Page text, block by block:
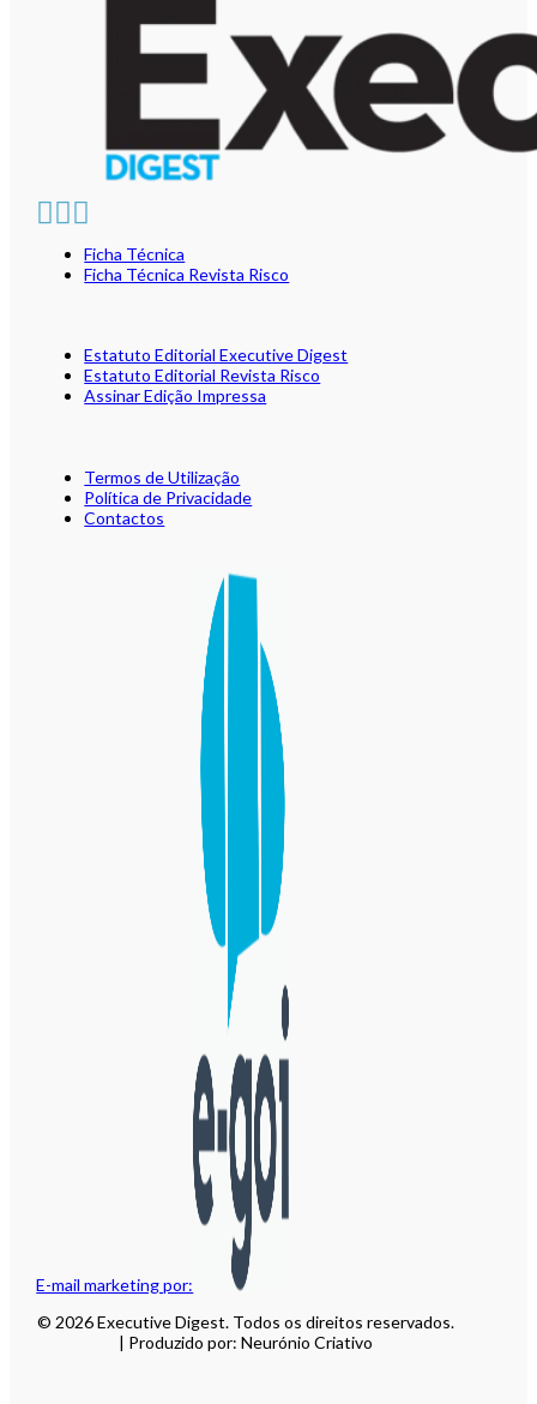
E-mail marketing por:
Ficha Técnica
Ficha Técnica Revista Risco
Estatuto Editorial Executive Digest
Estatuto Editorial Revista Risco
Assinar Edição Impressa
Termos de Utilização
Política de Privacidade
Contactos
© 2026 Executive Digest. Todos os direitos reservados.
| Produzido por: Neurónio Criativo